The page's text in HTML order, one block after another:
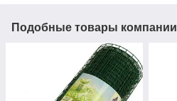
Подобные товары компании